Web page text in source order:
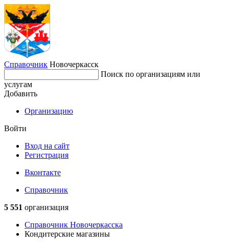
Справочник Новочеркасск
Поиск по организациям или
услугам
Добавить
Организацию
Войти
Вход на сайт
Регистрация
Вконтакте
Справочник
5 551 организация
Справочник Новочеркасска
Кондитерские магазины